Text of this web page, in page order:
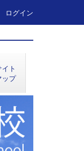
ログイン
ト
ップ